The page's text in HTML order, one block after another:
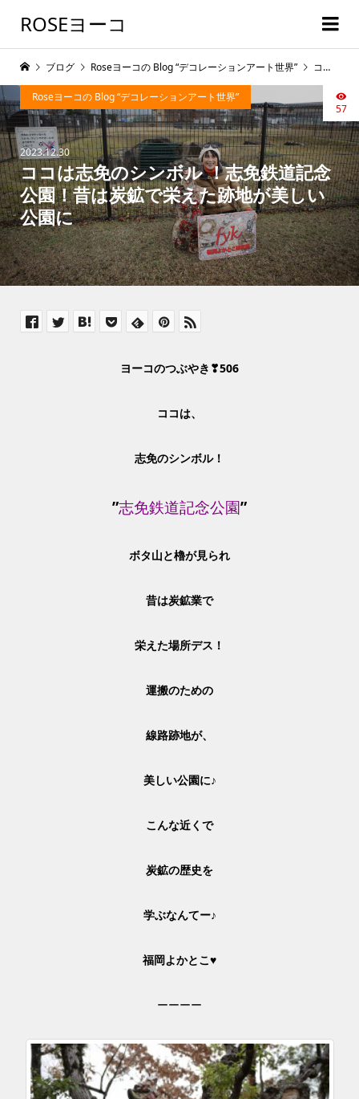
ROSEヨーコ
2023.12.30
ココは志免のシンボル ！志免鉄道記念
公園！昔は炭鉱で栄えた跡地が美しい
公園に
Roseヨーコの Blog “デコレーションアート世界”
57
ブログ Roseヨーコの Blog “デコレーションアート世界” ココは志免のシンボル ！志免鉄道記念公園！昔は炭鉱で栄えた跡地が美しい公園に
ヨーコのつぶやき❣506
ココは、
志免のシンボル！
”志免鉄道記念公園”
ボタ山と櫓が見られ
昔は炭鉱業で
栄えた場所デス！
運搬のための
線路跡地が、
美しい公園に♪
こんな近くで
炭鉱の歴史を
学ぶなんてー♪
福岡よかとこ♥
ーーーー